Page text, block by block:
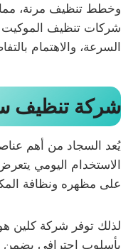
وخطط تنظيف مرنة،
شركات تنظيف الموكيت
السرعة، والاهتمام
شركة تنظيف
يُعد السجاد من أهم
الاستخدام اليومي يتعرض
على مظهره ونظافة
لذلك توفر شركة كلين
بأسلوب احترافي يضمن